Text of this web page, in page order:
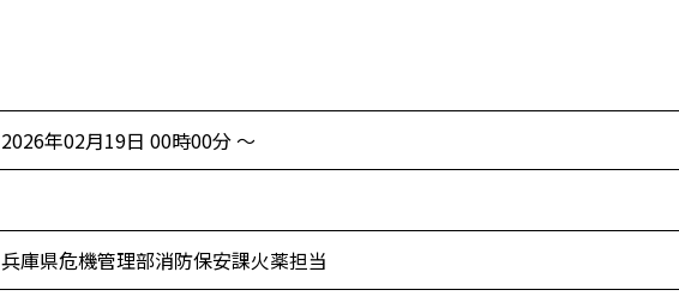
2026年02月19日 00時00分 ～
兵庫県危機管理部消防保安課火薬担当